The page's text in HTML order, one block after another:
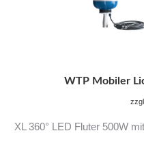
WTP Mobiler
zzgl.
XL 360° LED Fluter 500W